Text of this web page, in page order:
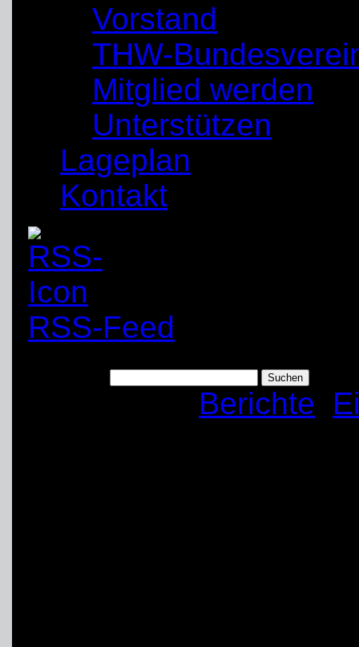
Vorstand
THW-
Mitglied werden
Unterstützen
Lageplan
Kontakt
RSS-Feed
Berichte